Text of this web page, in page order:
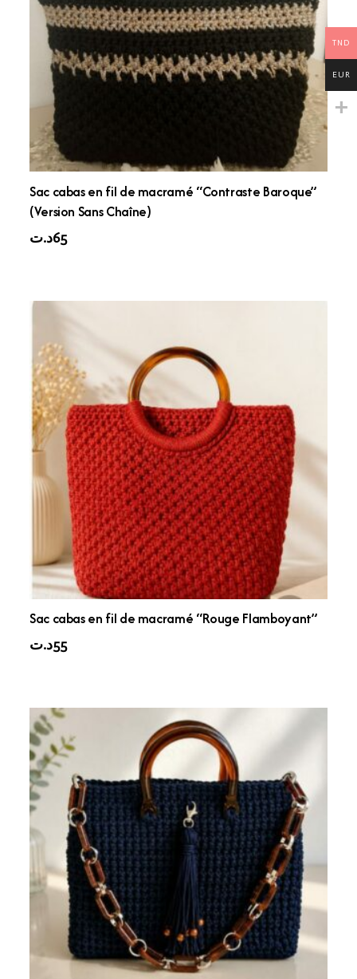
Sac cabas en fil de macramé “Contraste Baroque”
(Version Sans Chaîne)
65د.ت
Sac cabas en fil de macramé “Rouge Flamboyant”
55د.ت
TND
EUR